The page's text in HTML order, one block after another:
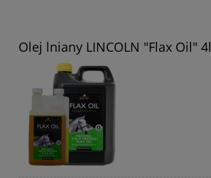
Olej lniany LINCOLN "Flax Oil" 4l